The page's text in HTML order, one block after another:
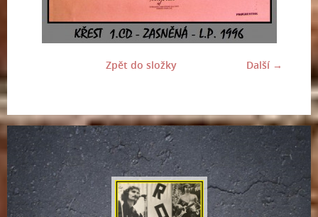
Další →
Zpět do složky